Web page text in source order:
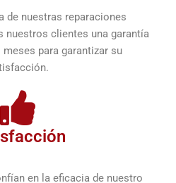
de nuestras reparaciones
nuestros clientes una garantía
para garantizar su
en la eficacia de nuestro